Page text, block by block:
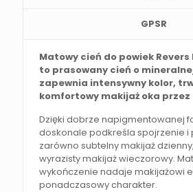
GPSR
Matowy cień do powiek Revers
to prasowany cień o
zapewnia intensywny kolor,
komfortowy makijaż oka przez
Dzięki dobrze napigmentowanej
doskonale podkreśla spojrzenie i
zarówno subtelny makijaż
wyrazisty makijaż wieczorowy.
wykończenie nadaje makijażowi
ponadczasowy charakter.